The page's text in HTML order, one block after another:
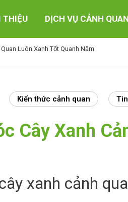
THIỆU DỊCH VỤ CẢNH QUAN
Luôn Xanh Tốt Quanh Năm
Kiến thức cảnh quan
Cây Xanh
xanh cảnh